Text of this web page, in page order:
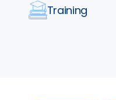
Training